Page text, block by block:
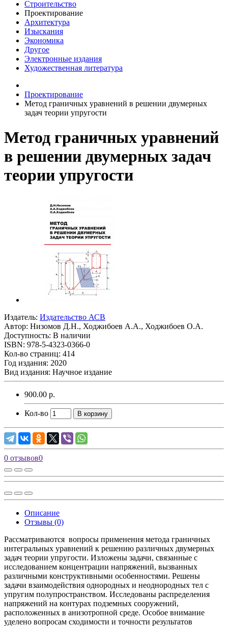
Строительство
Проектирование
Архитектура
Изыскания
Экономика
Другое
Электронные издания
Художественная литература
Проектирование
Метод граничных уравнений в решении двумерных
задач теории упругости
Метод граничных уравнений
в решении двумерных задач
теории упругости
Издатель: Издательство АСВ
Автор: Низомов Д.Н., Ходжибоев А.А., Ходжибоев О.А.
Доступность: В наличии
ISBN: 978-5-4323-0366-0
Кол-во страниц: 414
Год издания: 2020
Вид издания: Научное издание
900.00 р.
Кол-во В корзину
0 отзывов0
Описание
Отзывы (0)
Рассматриваются вопросы применения метода граничных
интегральных уравнений к решению различных двумерных
задач теории упругости. Изложены задачи, связанные с
исследованием концентрации напряжений, вызванных
различными конструктивными особенностями. Решены
задачи взаимодействия однородных и неоднородных тел с
упругим полупространством. Исследованы распределения
напряжений на контурах подземных сооружений,
расположенных в анизотропной среде. Особое внимание
уделено вопросам сходимости и точности результатов